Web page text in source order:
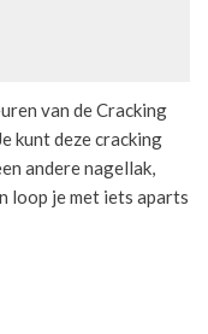
van de Cracking
kunt deze cracking
andere nagellak,
loop je met iets aparts